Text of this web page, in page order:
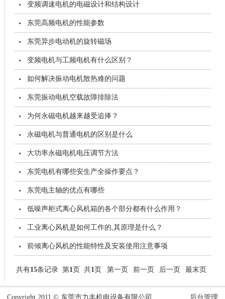
变频调速电机的电磁设计和结构设计
东莞高频电机的性能参数
东莞异步电动机的旋转磁场
变频电机与工频电机有什么区别？
如何解决振动电机散热难的问题
东莞振动电机空载故障排除法
为何永磁电机越来越受追捧？
永磁电机与普通电机的区别是什么
大功率永磁电机电压调节方法
东莞电机有哪些安生产全操作要点？
东莞电主轴的优点有哪些
低噪声柜式离心风机箱的各个部分都有什么作用？
工业离心风机是如何工作的,其原理是什么？
前倾离心风机的性能特性及安装使用注意事项
共有15条记录 第1页 共1页 第一页 前一页 后一页 最末页
后台管理
Copyright 2011 © 东莞市力丰机电设备有限公司